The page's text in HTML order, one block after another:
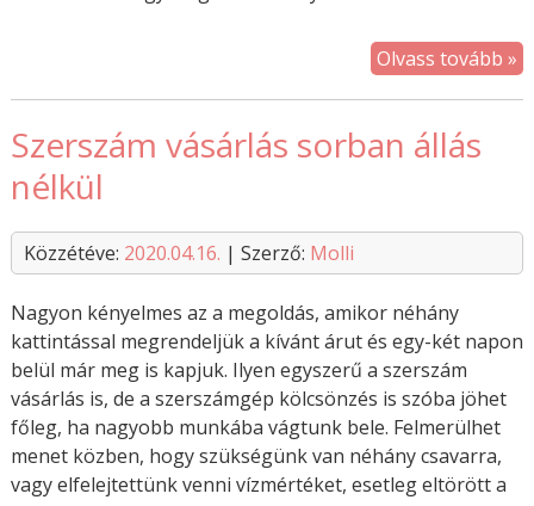
Olvass tovább »
Szerszám vásárlás sorban állás
nélkül
Közzétéve: 2020.04.16. | Szerző: Molli
Nagyon kényelmes az a megoldás, amikor néhány
kattintással megrendeljük a kívánt árut és egy-két napon
belül már meg is kapjuk. Ilyen egyszerű a szerszám
vásárlás is, de a szerszámgép kölcsönzés is szóba jöhet
főleg, ha nagyobb munkába vágtunk bele. Felmerülhet
menet közben, hogy szükségünk van néhány csavarra,
vagy elfelejtettünk venni vízmértéket, esetleg eltörött a